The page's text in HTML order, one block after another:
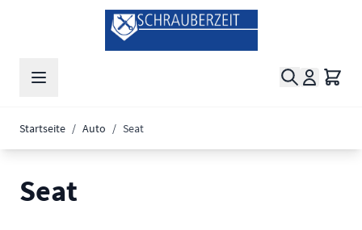
Zum Inhalt springen
Suche
Startseite / Auto / Seat
Seat